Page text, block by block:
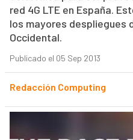
red 4G LTE en España.
los mayores despliegues
Occidental.
Publicado el 05 Sep 2013
Redacción Computing